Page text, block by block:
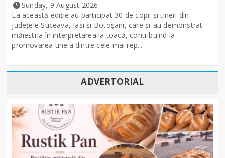
Sunday, 9 August 2026
La această ediție au participat 30 de copii și tineri din
județele Suceava, Iași și Botoșani, care și-au demonstrat
măiestria în interpretarea la toacă, contribuind la
promovarea uneia dintre cele mai rep...
ADVERTORIAL